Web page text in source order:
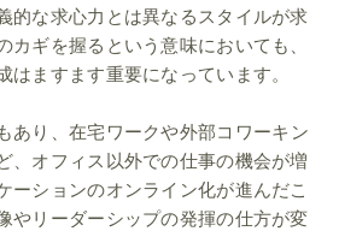
的な求心力とは異なるスタイルが求
カギを握るという意味においても、
はますます重要になっています。
あり、在宅ワークや外部コワーキン
、オフィス以外での仕事の機会が増
ーションのオンライン化が進んだこ
やリーダーシップの発揮の仕方が変